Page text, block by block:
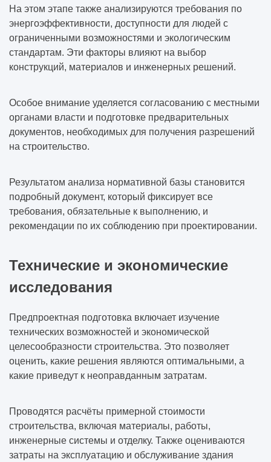
На этом этапе также анализируются требования по
энергоэффективности, доступности для людей с
ограниченными возможностями и экологическим
стандартам. Эти факторы влияют на выбор
конструкций, материалов и инженерных решений.
Особое внимание уделяется согласованию с местными
органами власти и подготовке предварительных
документов, необходимых для получения разрешений
на строительство.
Результатом анализа нормативной базы становится
подробный документ, который фиксирует все
требования, обязательные к выполнению, и
рекомендации по их соблюдению при проектировании.
Технические и экономические
исследования
Предпроектная подготовка включает изучение
технических возможностей и экономической
целесообразности строительства. Это позволяет
оценить, какие решения являются оптимальными, а
какие приведут к неоправданным затратам.
Проводятся расчёты примерной стоимости
строительства, включая материалы, работы,
инженерные системы и отделку. Также оцениваются
затраты на эксплуатацию и обслуживание здания